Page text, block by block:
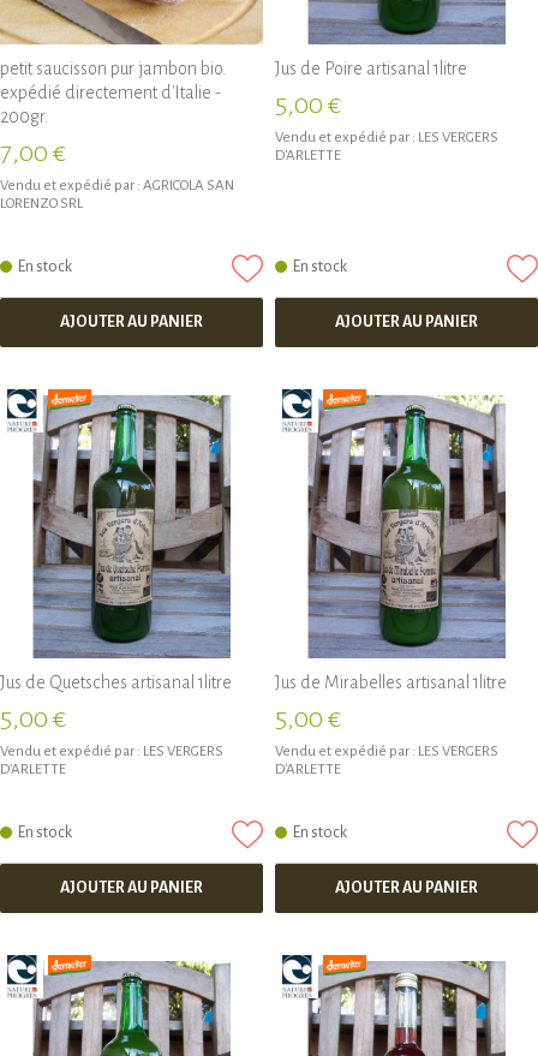
petit saucisson pur jambon bio.
expédié directement d'Italie -
200gr.
7,00 €
Vendu et expédié par : AGRICOLA SAN
LORENZO SRL
En stock
AJOUTER AU PANIER
Jus de Poire artisanal 1litre
5,00 €
Vendu et expédié par : LES VERGERS
D'ARLETTE
En stock
AJOUTER AU PANIER
Jus de Quetsches artisanal 1litre
5,00 €
Vendu et expédié par : LES VERGERS
D'ARLETTE
En stock
AJOUTER AU PANIER
Jus de Mirabelles artisanal 1litre
5,00 €
Vendu et expédié par : LES VERGERS
D'ARLETTE
En stock
AJOUTER AU PANIER